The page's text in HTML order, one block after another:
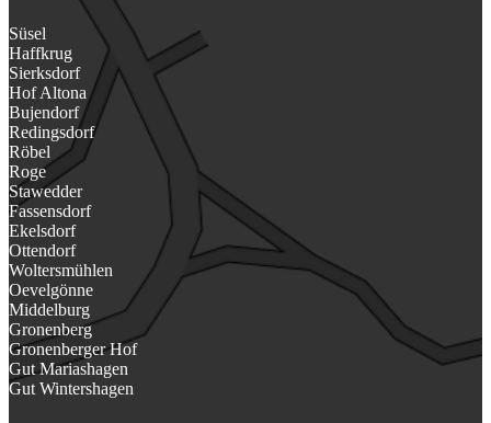
Süsel
Haffkrug
Sierksdorf
Hof Altona
Bujendorf
Redingsdorf
Röbel
Roge
Stawedder
Fassensdorf
Ekelsdorf
Ottendorf
Woltersmühlen
Oevelgönne
Middelburg
Gronenberg
Gronenberger Hof
Gut Mariashagen
Gut Wintershagen